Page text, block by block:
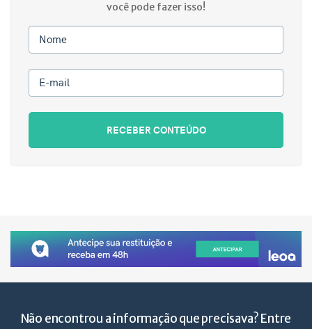
você pode fazer isso!
Nome
E-mail
RECEBER CONTEÚDO
Não encontrou a informação que precisava? Entre